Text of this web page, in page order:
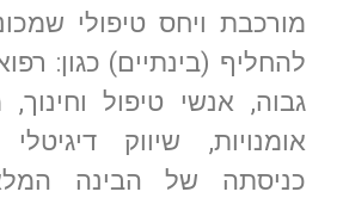
מורכבת ויחס טיפולי
להחליף (בינתיים) כגון:
גבוה, אנשי טיפול
אומנויות, שיווק
כניסתה של הבינה